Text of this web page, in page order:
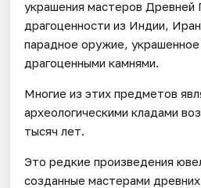
украшения мастеров Древней
драгоценности из Индии,
парадное оружие,
драгоценными камнями.
Многие из этих предметов
археологическими кладами
тысяч лет.
Это редкие произведения
созданные мастерами древних